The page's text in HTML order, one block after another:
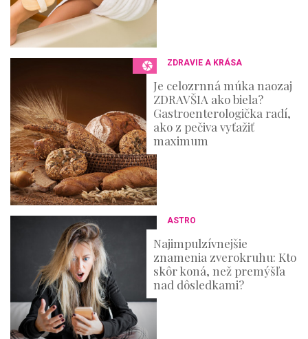
ZDRAVIE A KRÁSA
Je celozrnná múka naozaj
ZDRAVŠIA ako biela?
Gastroenterologička radí,
ako z pečiva vyťažiť
maximum
ASTRO
Najimpulzívnejšie
znamenia zverokruhu: Kto
skôr koná, než premýšľa
nad dôsledkami?